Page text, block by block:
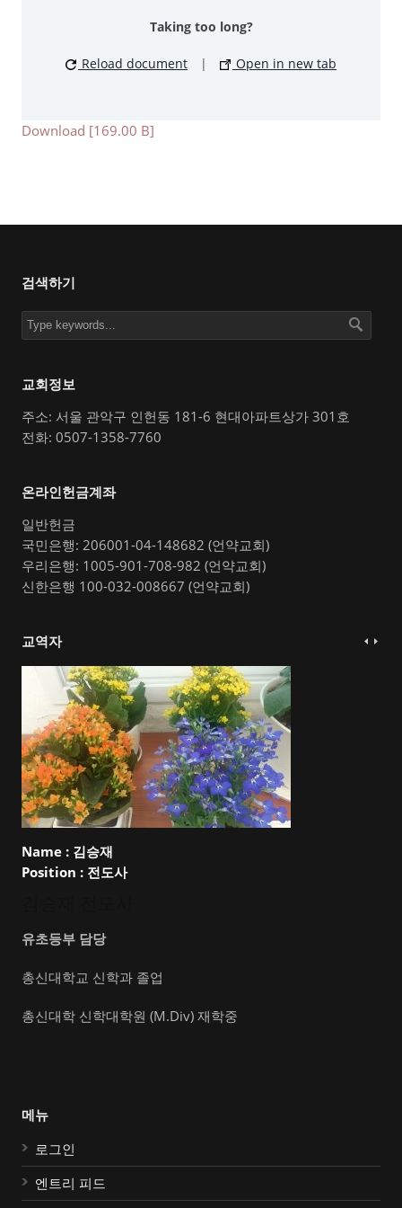
Taking too long?
Reload document | Open in new tab
Download [169.00 B]
검색하기
교회정보
주소: 서울 관악구 인헌동 181-6 현대아파트상가 301호
전화: 0507-1358-7760
온라인헌금계좌
일반헌금
국민은행: 206001-04-148682 (언약교회)
우리은행: 1005-901-708-982 (언약교회)
신한은행 100-032-008667 (언약교회)
교역자
Name : 김승재
Position : 전도사
유초등부 담당
총신대학교 신학과 졸업
총신대학 신학대학원 (M.Div) 재학중
메뉴
로그인
엔트리 피드